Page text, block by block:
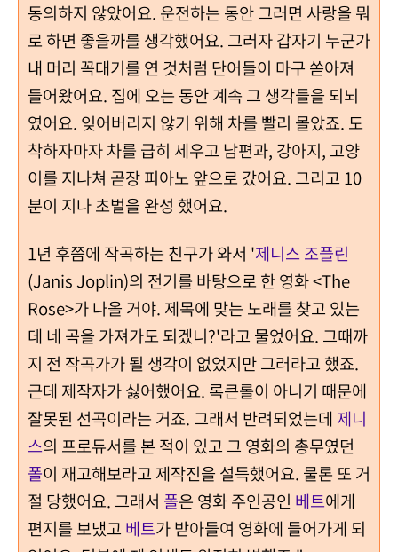
동의하지 않았어요. 운전하는 동안 그러면 사랑을 뭐
로 하면 좋을까를 생각했어요. 그러자 갑자기 누군가
내 머리 꼭대기를 연 것처럼 단어들이 마구 쏟아져
들어왔어요. 집에 오는 동안 계속 그 생각들을 되뇌
였어요. 잊어버리지 않기 위해 차를 빨리 몰았죠. 도
착하자마자 차를 급히 세우고 남편과, 강아지, 고양
이를 지나쳐 곧장 피아노 앞으로 갔어요. 그리고 10
분이 지나 초벌을 완성 했어요.
1년 후쯤에 작곡하는 친구가 와서 '제니스 조플린
(Janis Joplin)의 전기를 바탕으로 한 영화 <The
Rose>가 나올 거야. 제목에 맞는 노래를 찾고 있는
데 네 곡을 가져가도 되겠니?'라고 물었어요. 그때까
지 전 작곡가가 될 생각이 없었지만 그러라고 했죠.
근데 제작자가 싫어했어요. 록큰롤이 아니기 때문에
잘못된 선곡이라는 거죠. 그래서 반려되었는데 제니
스의 프로듀서를 본 적이 있고 그 영화의 총무였던
폴이 재고해보라고 제작진을 설득했어요. 물론 또 거
절 당했어요. 그래서 폴은 영화 주인공인 베트에게
편지를 보냈고 베트가 받아들여 영화에 들어가게 되